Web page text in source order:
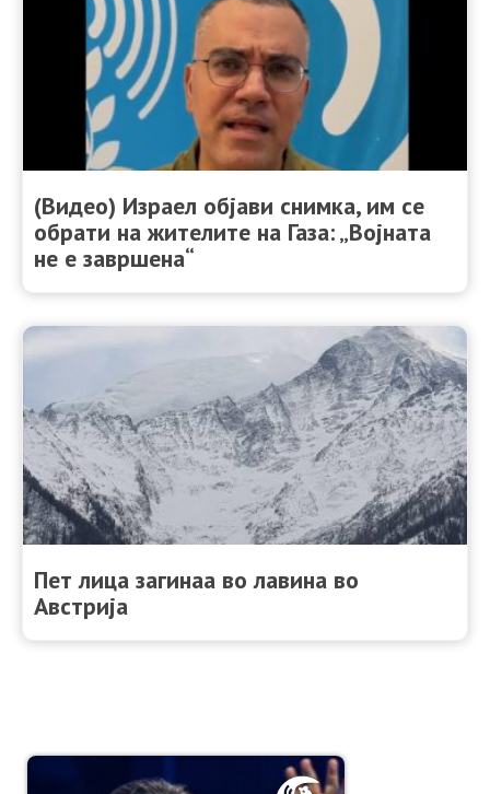
(Видео) Израел објави снимка, им се
обрати на жителите на Газа: „Војната
не е завршена“
Пет лица загинаа во лавина во
Австрија